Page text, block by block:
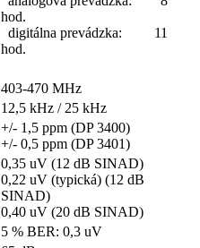
hod.
digitálna prevádzka: 11
hod.
403-470 MHz
12,5 kHz / 25 kHz
+/- 1,5 ppm (DP 3400)
+/- 0,5 ppm (DP 3401)
0,35 uV (12 dB SINAD)
0,22 uV (typická) (12 dB
SINAD)
0,40 uV (20 dB SINAD)
5 % BER: 0,3 uV